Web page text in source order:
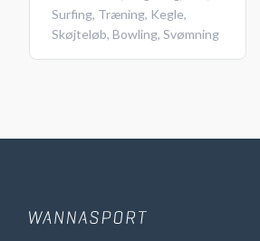
Surfing, Træning, Kegle,
Skøjteløb, Bowling, Svømning